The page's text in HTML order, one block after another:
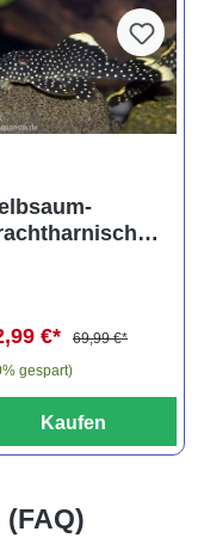
von 5 Sternen
€*
69,99 €*
gespart)
Kaufen